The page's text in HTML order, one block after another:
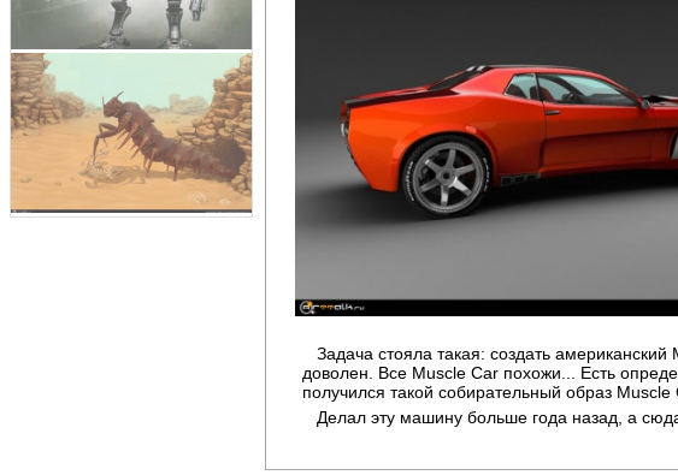
Задача стояла такая: создать
доволен. Все Muscle Car похожи... Есть
получился такой собирательный образ Muscle
Делал эту машину больше года назад, а